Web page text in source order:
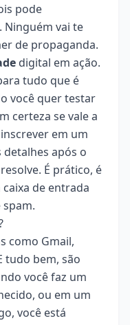
pode
Ninguém vai te
de propaganda.
digital em ação.
tudo que é
você quer testar
certeza se vale a
em um
detalhes após o
É prático, é
de entrada
como Gmail,
tudo bem, são
você faz um
ou em um
você está